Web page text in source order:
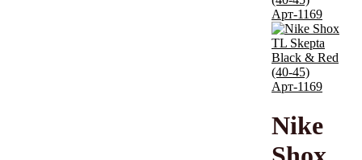
Nike